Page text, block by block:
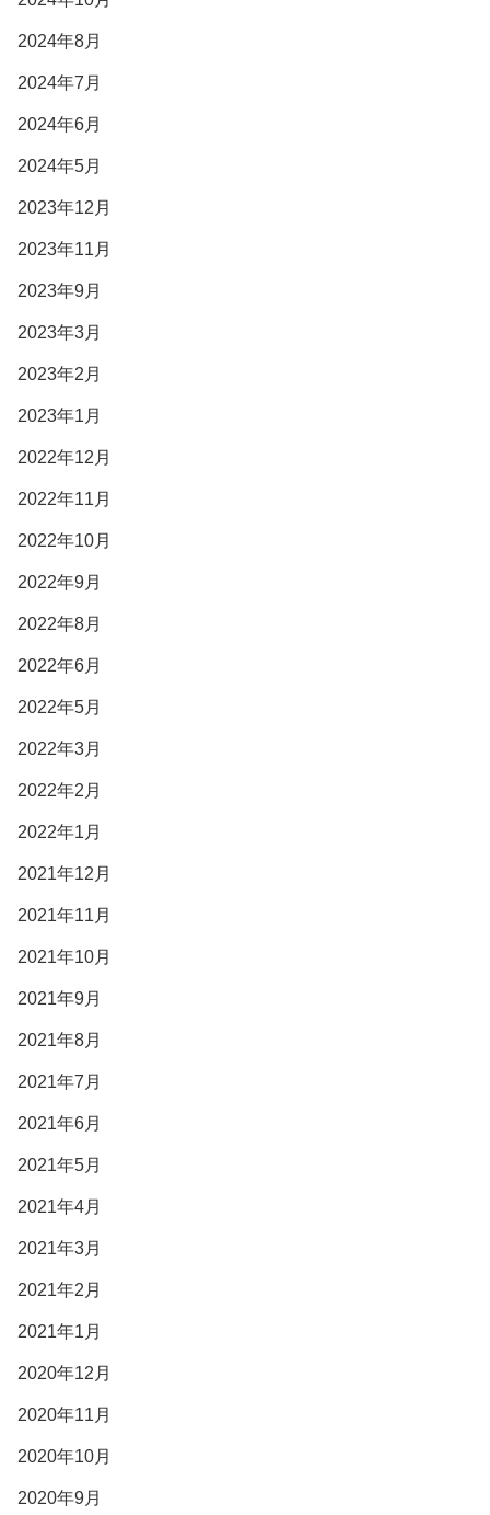
2024年8月
2024年7月
2024年6月
2024年5月
2023年12月
2023年11月
2023年9月
2023年3月
2023年2月
2023年1月
2022年12月
2022年11月
2022年10月
2022年9月
2022年8月
2022年6月
2022年5月
2022年3月
2022年2月
2022年1月
2021年12月
2021年11月
2021年10月
2021年9月
2021年8月
2021年7月
2021年6月
2021年5月
2021年4月
2021年3月
2021年2月
2021年1月
2020年12月
2020年11月
2020年10月
2020年9月